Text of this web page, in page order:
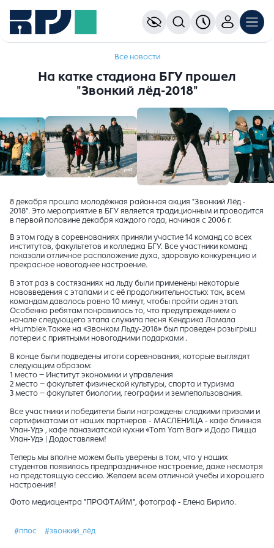
Все новости
На катке стадиона БГУ прошел
"Звонкий лёд-2018"
8 декабря прошла молодёжная районная акция "Звонкий Лёд -
2018". Это мероприятие в БГУ является традиционным и проводится
в первой половине декабря каждого года, начиная с 2006 г.
В этом году в соревнованиях приняли участие 14 команд со всех
институтов, факультетов и колледжа БГУ. Все участники команд
показали отличное расположение духа, здоровую конкуренцию и
прекрасное новогоднее настроение.
В этот раз в состязаниях на льду были применены некоторые
нововведения с этапами и с её продолжительностью: так, всем
командам давалось ровно 10 минут, чтобы пройти один этап.
Особенно ребятам понравилось то, что предупреждением о
начале следующего этапа служила песня Кендрика Ламала
«Humble».Также на «Звонком Льду-2018» был проведен розыгрыш
лотереи с приятными новогодними подарками .
В конце были подведены итоги соревнования, которые выглядят
следующим образом:
1 место – Институт экономики и управления
2 место – факультет физической культуры, спорта и туризма
3 место – факультет биологии, географии и землепользования.
Все участники и победители были награждены сладкими призами и
сертификатами от наших партнеров - МАСЛЕНИЦА - кафе блинная
Улан-Удэ , кафе паназиатской кухни «Tom Yam Bar» и Додо Пицца
Улан-Удэ | Додоставляем!
Теперь мы вполне можем быть уверены в том, что у наших
студентов появилось предпраздничное настроение, даже несмотря
на предстоящую сессию. Желаем всем отличной учебы и хорошего
настроения!
Фото медиацентра "ПРОФТАЙМ", фотограф - Елена Бирило.
#ппос #звонкий_лёд